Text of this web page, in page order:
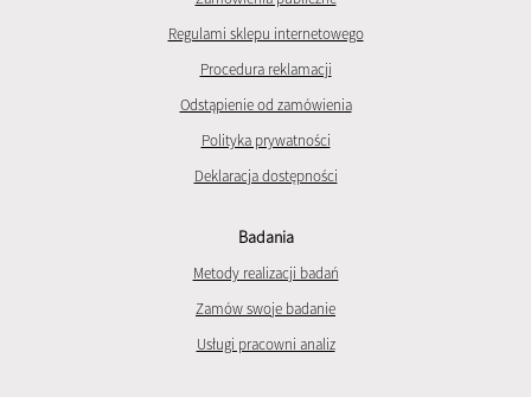
Regulami sklepu internetowego
Procedura reklamacji
Odstąpienie od zamówienia
Polityka prywatności
Deklaracja dostępności
Badania
Metody realizacji badań
Zamów swoje badanie
Usługi pracowni analiz